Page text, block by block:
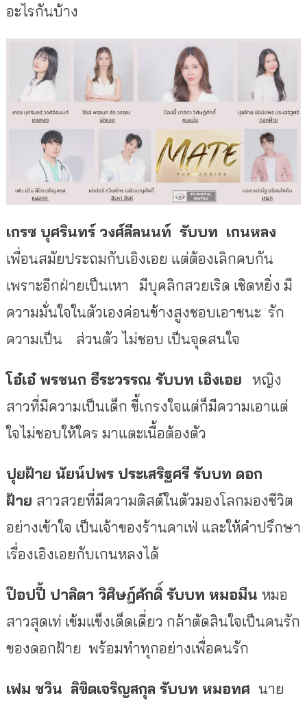
อะไรกันบ้าง
เกรซ บุศรินทร์ วงศ์ลีลนนท์ รับบท เกนหลง
เพื่อนสมัยประถมกับเอิงเอย แต่ต้องเลิกคบกัน
เพราะอีกฝ่ายเป็นเหา มีบุคลิกสวยเริด เชิดหยิ่ง มี
ความมั่นใจในตัวเองค่อนข้างสูงชอบเอาชนะ รัก
ความเป็น ส่วนตัว ไม่ชอบ เป็นจุดสนใจ
โอ๋เอ๋ พรชนก ธีระวรรณ รับบท เอิงเอย หญิง
สาวที่มีความเป็นเด็ก ขี้เกรงใจแต่ก็มีความเอาแต่
ใจไม่ชอบให้ใคร มาแตะเนื้อต้องตัว
ปุยฝ้าย นัยน์ปพร ประเสริฐศรี รับบท ดอก
ฝ้าย สาวสวยที่มีความติสต์ในตัวมองโลกมองชีวิต
อย่างเข้าใจ เป็นเจ้าของร้านคาเฟ่ และให้คําปรึกษา
เรื่องเอิงเอยกับเกนหลงได้
ป๊อปปี้ ปาลิตา วิศิษฏ์ศักดิ์ รับบท หมอมีน หมอ
สาวสุดเท่ เข้มแข็งเด็ดเดี่ยว กล้าตัดสินใจเป็นคนรัก
ของดอกฝ้าย พร้อมทําทุกอย่างเพื่อคนรัก
เฟม ชวิน ลิขิตเจริญสกุล รับบท หมอทศ นาย